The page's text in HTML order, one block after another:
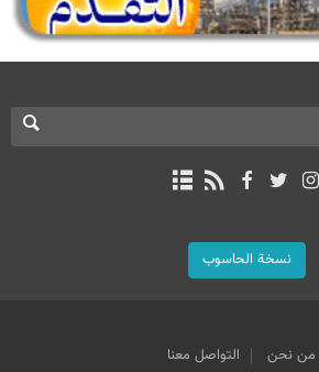
نسخة الحاسوب
من نحن التواصل معنا